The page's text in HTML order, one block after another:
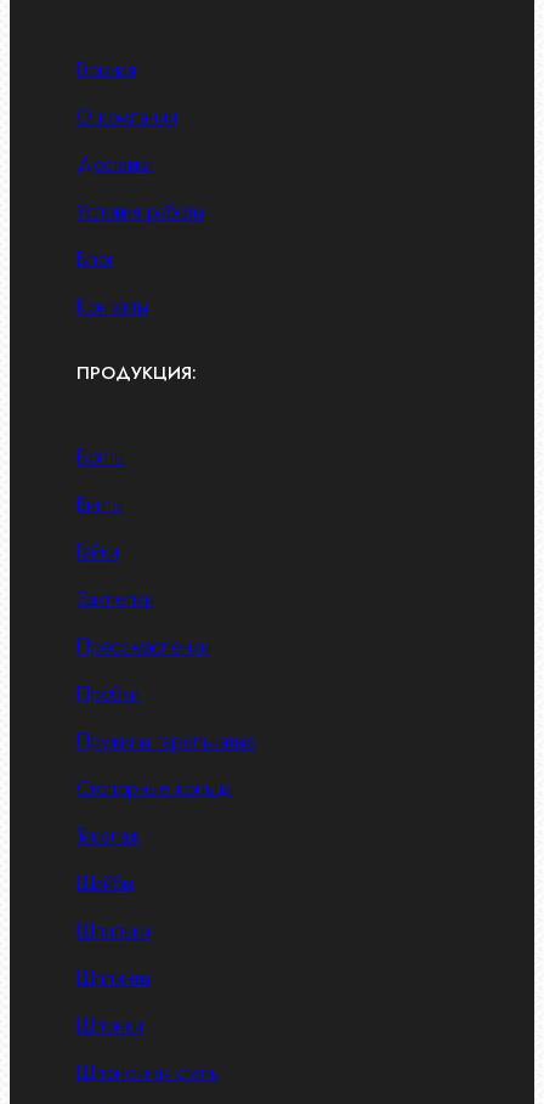
Главная
О компании
Доставка
Условия работы
Блог
Контакты
ПРОДУКЦИЯ:
Болты
Винты
Гайки
Заклепки
Пресс-масленки
Пробки
Пружины тарельчатые
Стопорные кольца
Такелаж
Шайбы
Шпильки
Шплинты
Шпонки
Шпоночная сталь